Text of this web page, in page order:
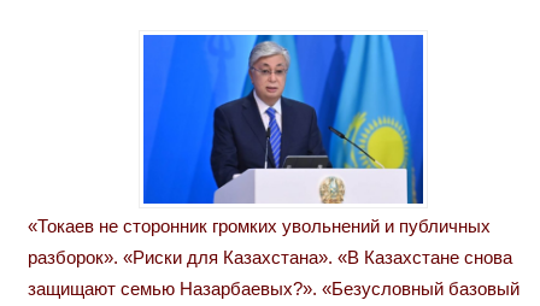
«Токаев не сторонник громких увольнений и публичных
разборок». «Риски для Казахстана». «В Казахстане снова
защищают семью Назарбаевых?». «Безусловный базовый